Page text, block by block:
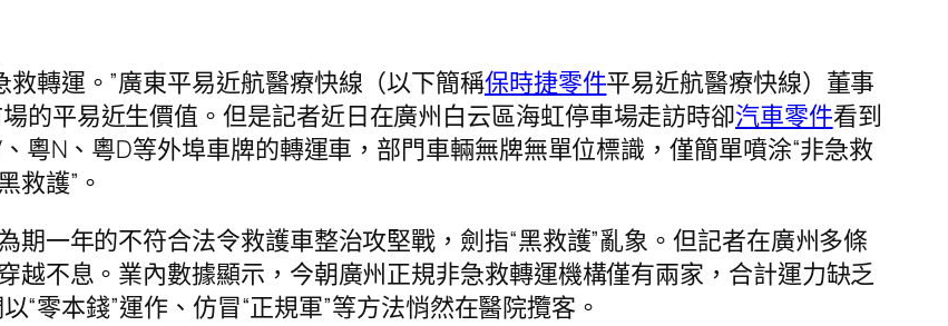
轉運。”廣東平易近航醫療快線（以下簡稱保時捷零件平易近航醫療快線）董事
的平易近生價值。但是記者近日在廣州白云區海虹停車場走訪時卻汽車零件看到
粵N、粵D等外埠車牌的轉運車，部門車輛無牌無單位標識，僅簡單噴涂“非急救
救護”。
期一年的不符合法令救護車整治攻堅戰，劍指“黑救護”亂象。但記者在廣州多條
越不息。業內數據顯示，今朝廣州正規非急救轉運機構僅有兩家，合計運力缺乏
“零本錢”運作、仿冒“正規軍”等方法悄然在醫院攬客。